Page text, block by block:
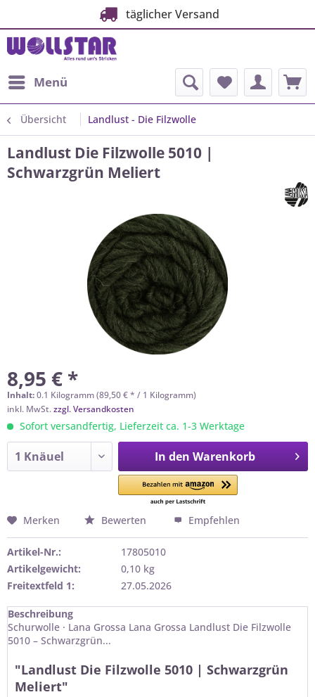
täglicher Versand
Menü
Übersicht Landlust - Die Filzwolle
Landlust Die Filzwolle 5010 |
Schwarzgrün Meliert
8,95 € *
Inhalt:0.1 Kilogramm (89,50 € * / 1 Kilogramm)
inkl. MwSt.zzgl. Versandkosten
Sofort versandfertig, Lieferzeit ca. 1-3 Werktage
In den Warenkorb
Merken Bewerten Empfehlen
Artikel-Nr.:
17805010
Artikelgewicht:
0,10 kg
Freitextfeld 1:
27.05.2026
Beschreibung
Schurwolle · Lana Grossa Lana Grossa Landlust Die Filzwolle
5010 – Schwarzgrün...
"Landlust Die Filzwolle 5010 | Schwarzgrün
Meliert"